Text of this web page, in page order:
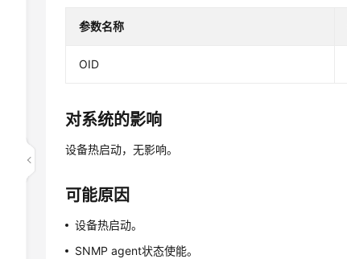
参数名称
OID
对系统的影响
设备热启动，无影响。
可能原因
设备热启动。
SNMP agent状态使能。